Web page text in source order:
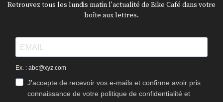
Retrouvez tous les lundis matin l'actualité de Bike Café dans votre
boîte aux lettres.
Ex. : abc@xyz.com
J'accepte de recevoir vos e-mails et confirme avoir pris
connaissance de votre politique de confidentialité et